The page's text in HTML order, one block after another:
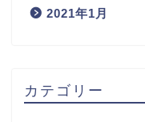
2021年1月
カテゴリー